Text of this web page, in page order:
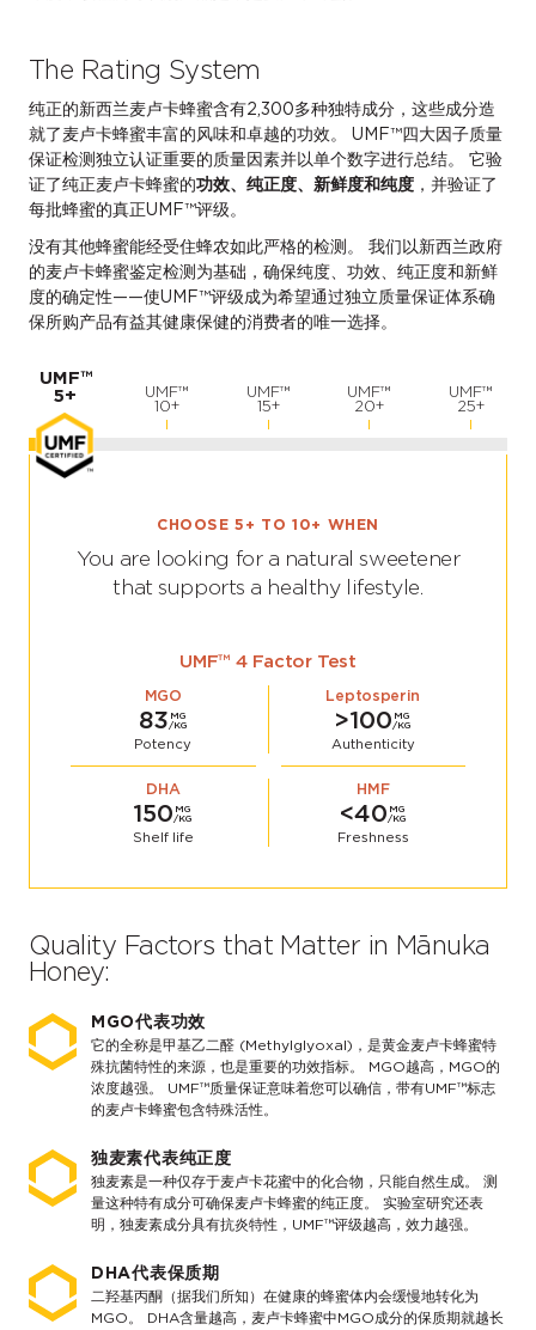
The Rating System
纯正的新西兰麦卢卡蜂蜜含有2,300多种独特成分，这些成分造
就了麦卢卡蜂蜜丰富的风味和卓越的功效。 UMF™四大因子质量
保证检测独立认证重要的质量因素并以单个数字进行总结。 它验
证了纯正麦卢卡蜂蜜的功效、纯正度、新鲜度和纯度 ，并验证了
每批蜂蜜的真正UMF™评级。
没有其他蜂蜜能经受住蜂农如此严格的检测。 我们以新西兰政府
的麦卢卡蜂蜜鉴定检测为基础，确保纯度、功效、纯正度和新鲜
度的确定性——使UMF™评级成为希望通过独立质量保证体系确
保所购产品有益其健康保健的消费者的唯一选择。
UMF™
5+
UMF™
10+
UMF™
15+
UMF™
20+
UMF™
25+
CHOOSE 5+ TO 10+ WHEN
You are looking for a natural sweetener
that supports a healthy lifestyle.
UMF™ 4 Factor Test
MGO
83 MG
/KG
Potency
Leptosperin
>100MG
/KG
Authenticity
DHA
150MG
/KG
Shelf life
HMF
<40 MG
/KG
Freshness
Quality Factors that Matter in Mānuka
Honey:
MGO代表功效
它的全称是甲基乙二醛 (Methylglyoxal)，是黄金麦卢卡蜂蜜特
殊抗菌特性的来源，也是重要的功效指标。 MGO越高，MGO的
浓度越强。 UMF™质量保证意味着您可以确信，带有UMF™标志
的麦卢卡蜂蜜包含特殊活性。
独麦素代表纯正度
独麦素是一种仅存于麦卢卡花蜜中的化合物，只能自然生成。 测
量这种特有成分可确保麦卢卡蜂蜜的纯正度。 实验室研究还表
明，独麦素成分具有抗炎特性，UMF™评级越高，效力越强。
DHA代表保质期
二羟基丙酮（据我们所知）在健康的蜂蜜体内会缓慢地转化为
MGO。 DHA含量越高，麦卢卡蜂蜜中MGO成分的保质期就越长